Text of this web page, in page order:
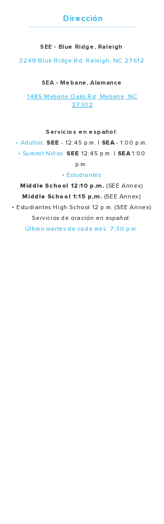
Dirección
SEE - Blue Ridge, Raleigh
3249 Blue Ridge Rd, Raleigh, NC 27612
SEA - Mebane, Alamance
1485 Mebane Oaks Rd, Mebane, NC
27302
Servicios en español:
• Adultos:SEE - 12:45 p.m. | SEA- 1:00 p.m.
• Summit Niños:SEE 12:45 p.m. | SEA1:00
p.m.
• Estudiantes
Middle School 12:10 p.m. (SEE Annex)
Middle School 1:15 p,m. (SEE Annex)
• Estudiantes High School 12 p.m. (SEE Annex)
Servicios de oración en español:
Último martes de cada mes: 7:30 p.m.